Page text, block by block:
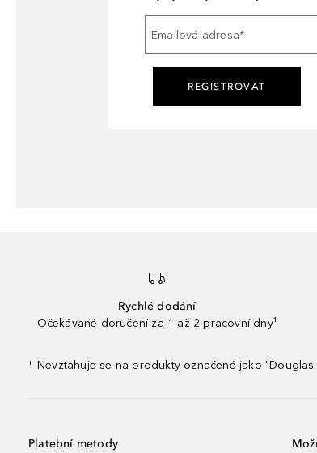
Emailová adresa*
REGISTROVAT
Rychlé dodání
Očekávané doručení za 1 až 2 pracovní dny¹
¹ Nevztahuje se na produkty označené jako
Platební metody